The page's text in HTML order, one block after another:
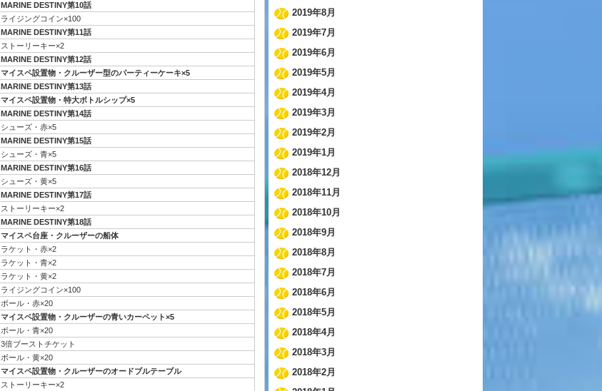
MARINE DESTINY第10話
ライジングコイン×100
MARINE DESTINY第11話
ストーリーキー×2
MARINE DESTINY第12話
マイスペ設置物・クルーザー型のパーティーケーキ×5
MARINE DESTINY第13話
マイスペ設置物・特大ボトルシップ×5
MARINE DESTINY第14話
シューズ・赤×5
MARINE DESTINY第15話
シューズ・青×5
MARINE DESTINY第16話
シューズ・黄×5
MARINE DESTINY第17話
ストーリーキー×2
MARINE DESTINY第18話
マイスペ台座・クルーザーの船体
ラケット・赤×2
ラケット・青×2
ラケット・黄×2
ライジングコイン×100
ボール・赤×20
マイスペ設置物・クルーザーの青いカーペット×5
ボール・青×20
3倍ブーストチケット
ボール・黄×20
マイスペ設置物・クルーザーのオードブルテーブル
ストーリーキー×2
2019年8月
2019年7月
2019年6月
2019年5月
2019年4月
2019年3月
2019年2月
2019年1月
2018年12月
2018年11月
2018年10月
2018年9月
2018年8月
2018年7月
2018年6月
2018年5月
2018年4月
2018年3月
2018年2月